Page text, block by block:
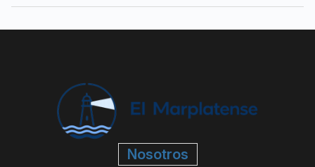
Nosotros